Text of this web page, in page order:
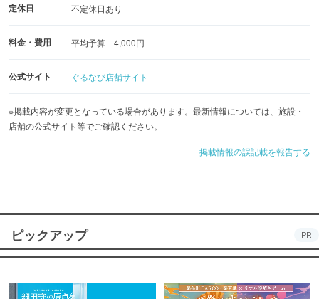
定休日 不定休日あり
料金・費用 平均予算 4,000円
公式サイト ぐるなび店舗サイト
※掲載内容が変更となっている場合があります。最新情報については、施設・
店舗の公式サイト等でご確認ください。
掲載情報の誤記載を報告する
ピックアップ PR